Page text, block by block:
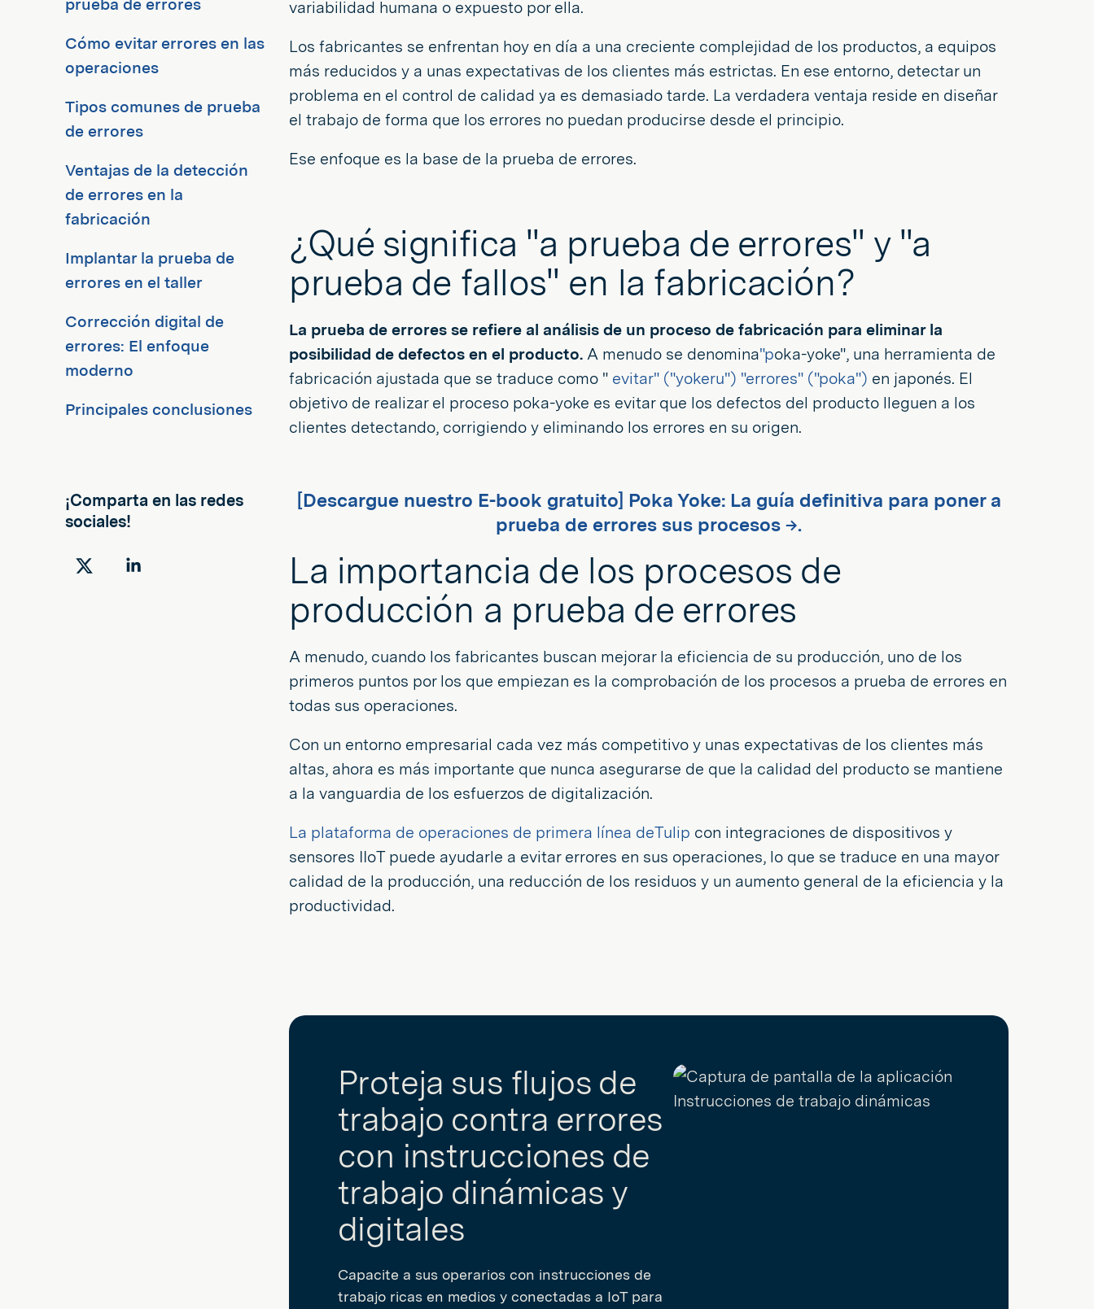
prueba de errores
Cómo evitar errores en las
operaciones
Tipos comunes de prueba
de errores
Ventajas de la detección
de errores en la
fabricación
Implantar la prueba de
errores en el taller
Corrección digital de
errores: El enfoque
moderno
Principales conclusiones
¡Comparta en las redes
sociales!
CompartirCompartir
variabilidad humana o expuesto por ella.
Los fabricantes se enfrentan hoy en día a una creciente complejidad de los productos, a equipos
más reducidos y a unas expectativas de los clientes más estrictas. En ese entorno, detectar un
problema en el control de calidad ya es demasiado tarde. La verdadera ventaja reside en diseñar
el trabajo de forma que los errores no puedan producirse desde el principio.
Ese enfoque es la base de la prueba de errores.
¿Qué significa "a prueba de errores" y "a
prueba de fallos" en la fabricación?
La prueba de errores se refiere al análisis de un proceso de fabricación para eliminar la
posibilidad de defectos en el producto. A menudo se denomina"poka-yoke", una herramienta de
fabricación ajustada que se traduce como " evitar" ("yokeru") "errores" ("poka") en japonés. El
objetivo de realizar el proceso poka-yoke es evitar que los defectos del producto lleguen a los
clientes detectando, corrigiendo y eliminando los errores en su origen.
[Descargue nuestro E-book gratuito] Poka Yoke: La guía definitiva para poner a
prueba de errores sus procesos →.
La importancia de los procesos de
producción a prueba de errores
A menudo, cuando los fabricantes buscan mejorar la eficiencia de su producción, uno de los
primeros puntos por los que empiezan es la comprobación de los procesos a prueba de errores en
todas sus operaciones.
Con un entorno empresarial cada vez más competitivo y unas expectativas de los clientes más
altas, ahora es más importante que nunca asegurarse de que la calidad del producto se mantiene
a la vanguardia de los esfuerzos de digitalización.
La plataforma de operaciones de primera línea deTulip con integraciones de dispositivos y
sensores IIoT puede ayudarle a evitar errores en sus operaciones, lo que se traduce en una mayor
calidad de la producción, una reducción de los residuos y un aumento general de la eficiencia y la
productividad.
Proteja sus flujos de
trabajo contra errores
con instrucciones de
trabajo dinámicas y
digitales
Capacite a sus operarios con instrucciones de
trabajo ricas en medios y conectadas a IoT para